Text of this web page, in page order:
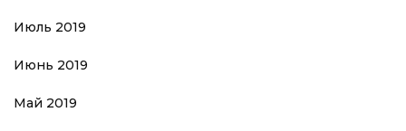
Июль 2019
Июнь 2019
Май 2019